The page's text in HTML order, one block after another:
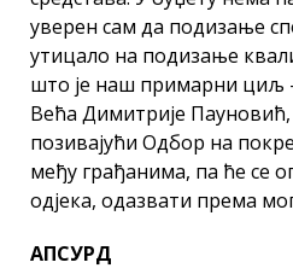
уверен сам да подизање
утицало на подизање
што је наш примарни циљ
Већа Димитрије
позивајући Одбор на
међу грађанима, па ће се
одјека, одазвати према
АПСУРД